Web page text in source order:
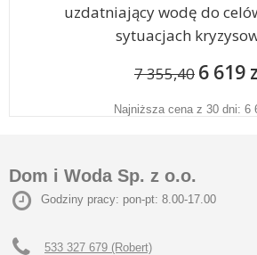
uzdatniający wodę do
sytuacjach
7 355,40 6 619
Najniższa cena z 30 dni: 6
Dom i Woda Sp. z o.o.
Godziny pracy: pon-pt: 8.00-17.00
533 327 679 (Robert)